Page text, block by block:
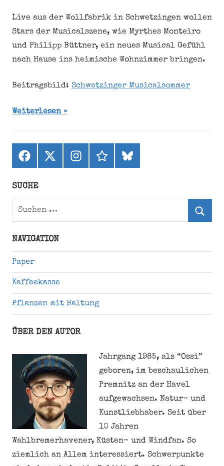
Live aus der Wollfabrik in Schwetzingen wollen
Stars der Musicalszene, wie Myrthes Monteiro
und Philipp Büttner, ein neues Musical Gefühl
nach Hause ins heimische Wohnzimmer bringen.
Beitragsbild: Schwetzinger Musicalsommer
Weiterlesen
Facebook
X
(ehemals
Instagramthreadsbluesky
SUCHE
Suchen
NAVIGATION
Paper
Kaffeekasse
Pflanzen mit Haltung
ÜBER DEN AUTOR
Jahrgang 1985, als “Ossi”
geboren, im beschaulichen
Premnitz an der Havel
aufgewachsen. Natur- und
Kunstliebhaber. Seit über
10 Jahren
Wahlbremerhavener, Küsten- und Windfan. So
ziemlich an Allem interessiert. Schwerpunkte